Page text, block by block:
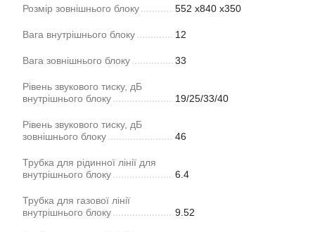
Розмір зовнішнього блоку 552 x840 x350
Вага внутрішнього блоку 12
Вага зовнішнього блоку 33
Рівень звукового тиску, дБ
внутрішнього блоку
19/25/33/40
Рівень звукового тиску, дБ
зовнішнього блоку
46
Трубка для рідинної лінії для
внутрішнього блоку
6.4
Трубка для газової лінії
внутрішнього блоку
9.52